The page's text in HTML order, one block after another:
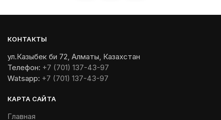
КОНТАКТЫ
ул.Казыбек би 72, Алматы, Казахстан
Телефон: +7 (701) 137-43-97
Watsapp: +7 (701) 137-43-97
КАРТА САЙТА
Главная